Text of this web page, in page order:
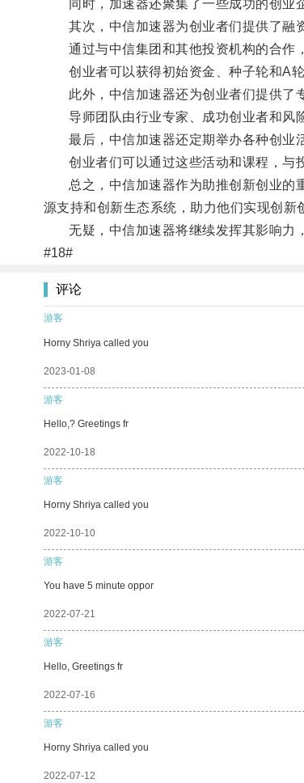
同时，加速器还聚集了一些成功的创业企
其次，中信加速器为创业者们提供了融资
通过与中信集团和其他投资机构的合作，
创业者可以获得初始资金、种子轮和A轮
此外，中信加速器还为创业者们提供了专
导师团队由行业专家、成功创业者和风险
最后，中信加速器还定期举办各种创业活
创业者们可以通过这些活动和课程，与投
总之，中信加速器作为助推创新创业的重
源支持和创新生态系统，助力他们实现创新
无疑，中信加速器将继续发挥其影响力，
#18#
评论
游客
Horny Shriya called you
2023-01-08
游客
Hello,? Greetings fr
2022-10-18
游客
Horny Shriya called you
2022-10-10
游客
You have 5 minute oppor
2022-07-21
游客
Hello, Greetings fr
2022-07-16
游客
Horny Shriya called you
2022-07-12